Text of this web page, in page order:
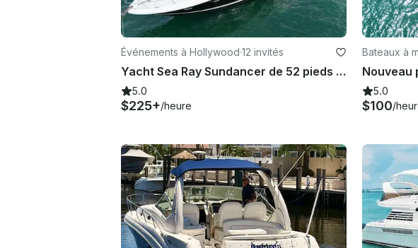
Événements à Hollywood·12 invités
Yacht Sea Ray Sundancer de 52 pieds pouvant accueillir 13 personnes
5.0
$225+/heure
Bateaux à
5.0
$100/